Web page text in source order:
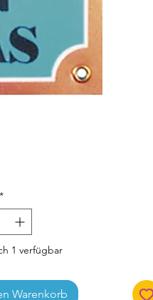
*
1 verfügbar
Warenkorb